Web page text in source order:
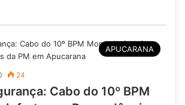
APUCARANA
24
Cabo do 10º BPM